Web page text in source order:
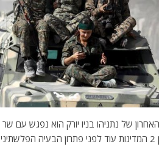
האחרון של נתניהו בניו יורק הוא נפגש עם
.